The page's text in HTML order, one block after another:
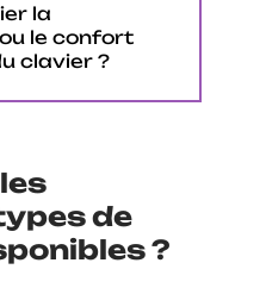
la
le confort
clavier ?
de
?